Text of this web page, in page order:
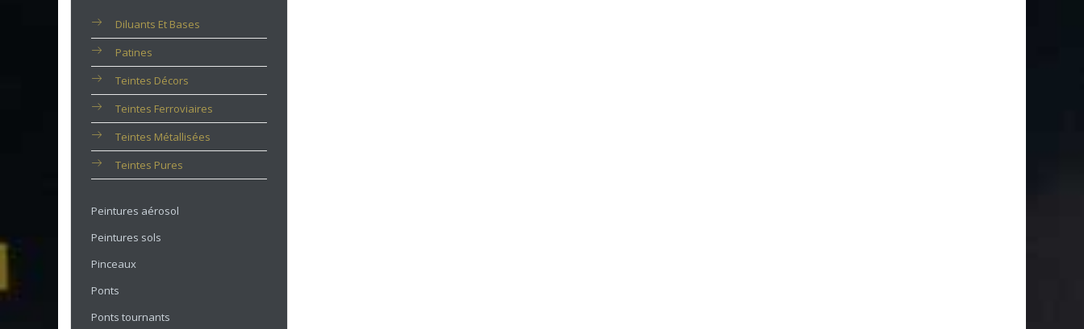
Diluants Et Bases
Patines
Teintes Décors
Teintes Ferroviaires
Teintes Métallisées
Teintes Pures
Peintures aérosol
Peintures sols
Pinceaux
Ponts
Ponts tournants